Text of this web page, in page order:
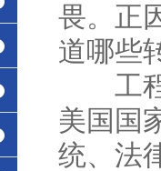
畏。正
道哪些
工程
美国国
统、法